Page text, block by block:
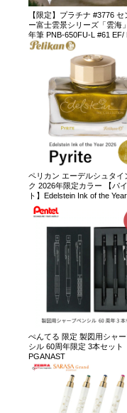
【限定】プラチナ #3776 セ
ー富士雲景シリーズ「雲海
年筆 PNB-650FU-L #61 EF/
ペリカン エーデルシュタイ
ク 2026年限定カラー 【パ
ト】Edelstein Ink of the
ぺんてる 限定 製図用シャ
シル 60周年限定 3本セット
PGANAST